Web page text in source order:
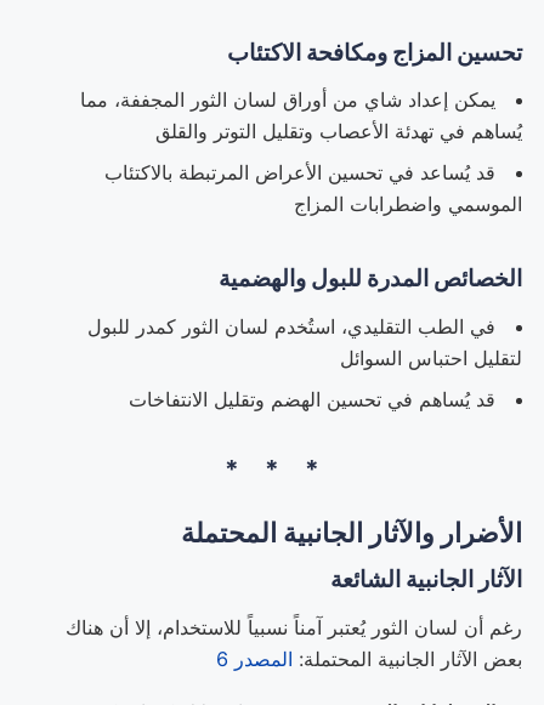
تحسين المزاج ومكافحة الاكتئاب
يمكن إعداد شاي من أوراق لسان الثور المجففة، مما
يُساهم في تهدئة الأعصاب وتقليل التوتر والقلق
قد يُساعد في تحسين الأعراض المرتبطة بالاكتئاب
الموسمي واضطرابات المزاج
الخصائص المدرة للبول والهضمية
في الطب التقليدي، استُخدم لسان الثور كمدر للبول
لتقليل احتباس السوائل
قد يُساهم في تحسين الهضم وتقليل الانتفاخات
الأضرار والآثار الجانبية المحتملة
الآثار الجانبية الشائعة
رغم أن لسان الثور يُعتبر آمناً نسبياً للاستخدام، إلا أن هناك
بعض الآثار الجانبية المحتملة: المصدر 6